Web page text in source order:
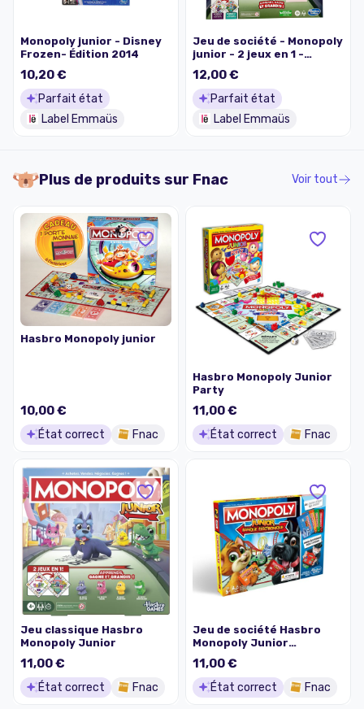
Monopoly junior - Disney
Frozen- Édition 2014
10,20 €
Parfait état
Label Emmaüs
Jeu de société - Monopoly
junior - 2 jeux en 1 -
12,00 €
Parfait état
Label Emmaüs
Plus de produits sur Fnac Voir tout
Hasbro Monopoly junior
10,00 €
État correct Fnac
Hasbro Monopoly Junior
Party
11,00 €
État correct Fnac
Jeu classique Hasbro
Monopoly Junior
11,00 €
État correct Fnac
Jeu de société Hasbro
Monopoly Junior
11,00 €
État correct Fnac